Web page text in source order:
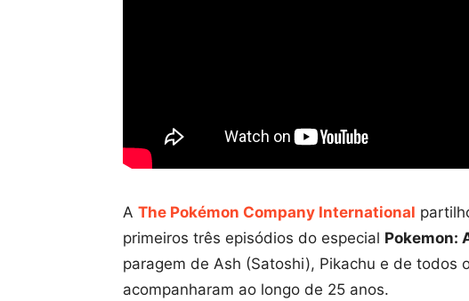
A The Pokémon Company International
primeiros três episódios do especial Pokemon:
paragem de Ash (Satoshi), Pikachu e de todos
acompanharam ao longo de 25 anos.